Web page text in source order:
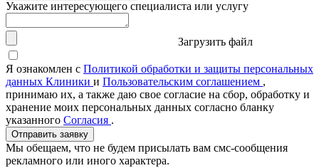
Укажите интересующего специалиста или услугу
Загрузить файл
Я ознакомлен с Политикой обработки и защиты персональных
данных Клиники и Пользовательским соглашением ,
принимаю их, а также даю свое согласие на сбор, обработку и
хранение моих персональных данных согласно бланку
указанного Согласия .
Отправить заявку
Мы обещаем, что не будем присылать вам смс-сообщения
рекламного или иного характера.